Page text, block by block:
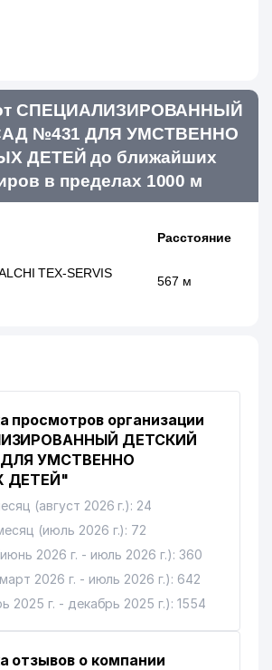
от СПЕЦИАЛИЗИРОВАННЫЙ
№431 ДЛЯ УМСТВЕННО
ДЕТЕЙ до ближайших
в пределах 1000 м
Расстояние
TEX-SERVIS
567 м
просмотров организации
ДЕТСКИЙ
УМСТВЕННО
ДЕТЕЙ"
(август 2026 г.): 24
(июль 2026 г.): 72
2026 г. - июль 2026 г.): 360
2026 г. - июль 2026 г.): 642
2025 г. - декабрь 2025 г.): 1554
отзывов о компании